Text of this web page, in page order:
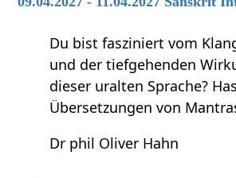
Du bist fasziniert vom
und der tiefgehenden
dieser uralten Sprache?
Übersetzungen von
Dr phil Oliver Hahn